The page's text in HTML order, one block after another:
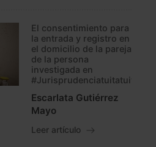
El consentimiento para
la entrada y registro en
el domicilio de la pareja
de la persona
investigada en
#Jurisprudenciatuitatuit
Escarlata Gutiérrez
Mayo
Leer artículo